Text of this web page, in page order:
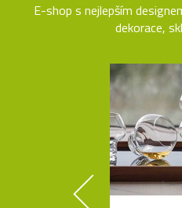
E-shop s nejlepším
dekorace,